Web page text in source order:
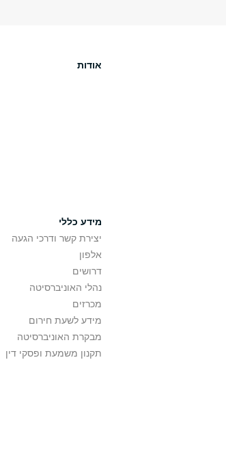
אודות
מידע כללי
יצירת קשר ודרכי הגעה
אלפון
דרושים
נהלי האוניברסיטה
מכרזים
מידע לשעת חירום
מבקרת האוניברסיטה
תקנון משמעת ופסקי דין